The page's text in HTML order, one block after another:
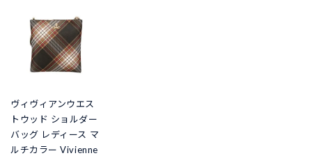
ヴィヴィアンウエス
トウッド ショルダー
バッグ レディース マ
ルチカラー Vivienne